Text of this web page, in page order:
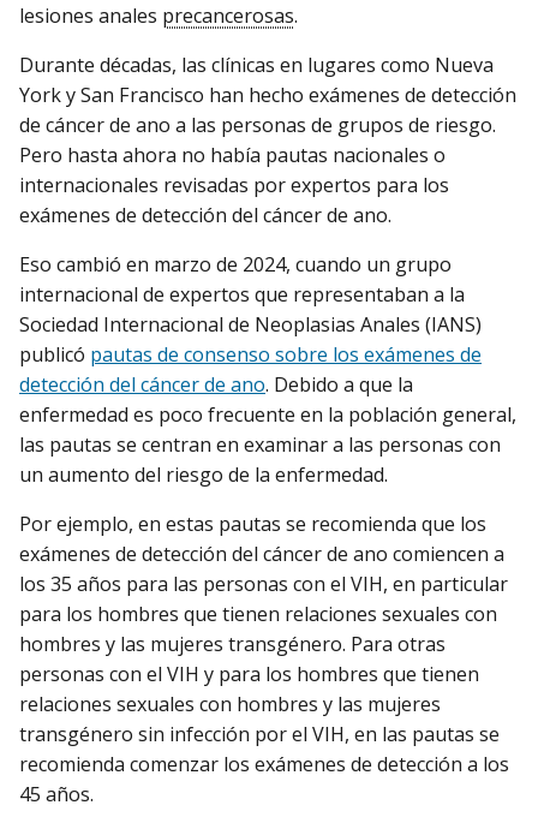
lesiones anales precancerosas.
Durante décadas, las clínicas en lugares como Nueva
York y San Francisco han hecho exámenes de detección
de cáncer de ano a las personas de grupos de riesgo.
Pero hasta ahora no había pautas nacionales o
internacionales revisadas por expertos para los
exámenes de detección del cáncer de ano.
Eso cambió en marzo de 2024, cuando un grupo
internacional de expertos que representaban a la
Sociedad Internacional de Neoplasias Anales (IANS)
publicó pautas de consenso sobre los exámenes de
detección del cáncer de ano. Debido a que la
enfermedad es poco frecuente en la población general,
las pautas se centran en examinar a las personas con
un aumento del riesgo de la enfermedad.
Por ejemplo, en estas pautas se recomienda que los
exámenes de detección del cáncer de ano comiencen a
los 35 años para las personas con el VIH, en particular
para los hombres que tienen relaciones sexuales con
hombres y las mujeres transgénero. Para otras
personas con el VIH y para los hombres que tienen
relaciones sexuales con hombres y las mujeres
transgénero sin infección por el VIH, en las pautas se
recomienda comenzar los exámenes de detección a los
45 años.